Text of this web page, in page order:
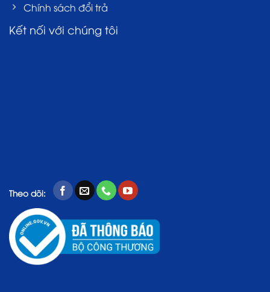
Chính sách đổi trả
Kết nối với chúng tôi
Theo dõi: